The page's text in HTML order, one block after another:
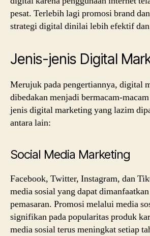
pesat. Terlebih lagi promosi brand
strategi digital dinilai lebih efektif
Jenis-jenis Digital
Merujuk pada pengertiannya, digital
dibedakan menjadi bermacam-
jenis digital marketing yang lazim
antara lain:
Social Media Marketing
Facebook, Twitter, Instagram, dan
media sosial yang dapat
pemasaran. Promosi melalui media
signifikan pada popularitas produk
media sosial terus meningkat setiap